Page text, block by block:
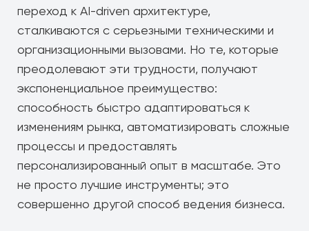
переход к AI-driven архитектуре,
сталкиваются с серьезными техническими и
организационными вызовами. Но те, которые
преодолевают эти трудности, получают
экспоненциальное преимущество:
способность быстро адаптироваться к
изменениям рынка, автоматизировать сложные
процессы и предоставлять
персонализированный опыт в масштабе. Это
не просто лучшие инструменты; это
совершенно другой способ ведения бизнеса.